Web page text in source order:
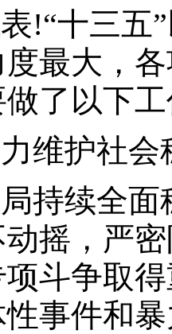
!“十三五
最大，
了以下
维护社
持续全
摇，严
斗争取
事件和